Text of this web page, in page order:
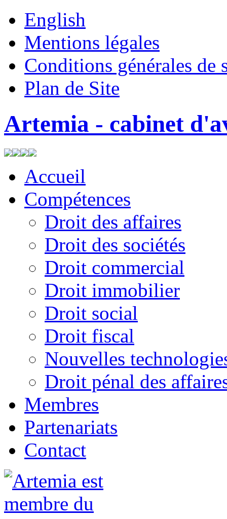
English
Mentions légales
Conditions générales de
Plan de Site
Artemia - cabinet
Accueil
Compétences
Droit des affaires
Droit des sociétés
Droit commercial
Droit immobilier
Droit social
Droit fiscal
Nouvelles
Droit pénal des
Membres
Partenariats
Contact